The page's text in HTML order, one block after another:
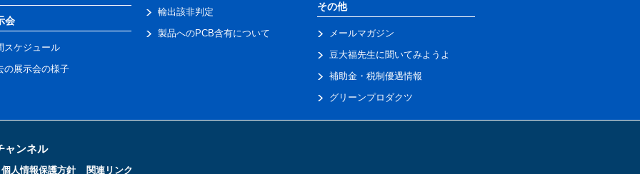
会
スケジュール
の展示会の様子
輸出該非判定
製品へのPCB含有について
その他
メールマガジン
豆大福先生に聞いてみようよ
補助金・税制優遇情報
グリーンプロダクツ
ャンネル
個人情報保護方針 関連リンク